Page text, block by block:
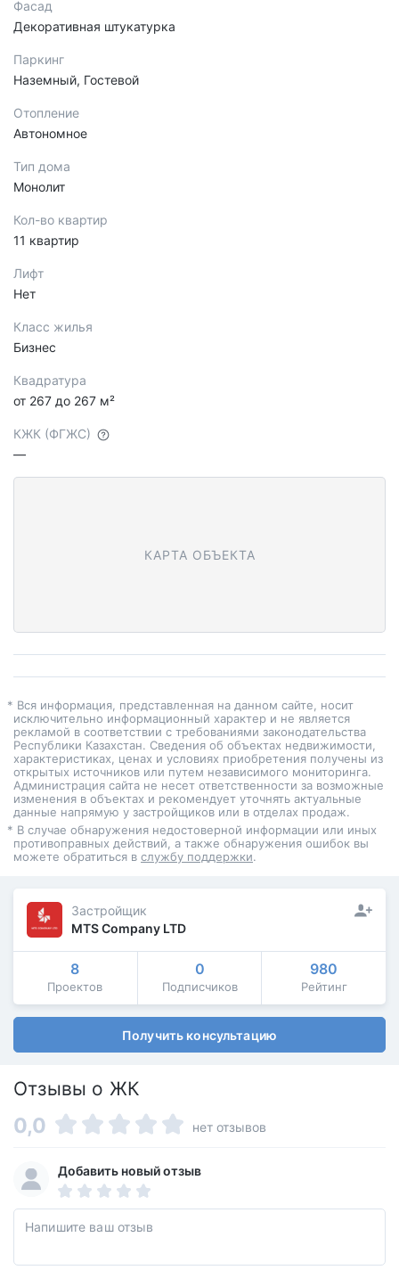
Фасад
Декоративная штукатурка
Паркинг
Наземный, Гостевой
Отопление
Автономное
Тип дома
Монолит
Кол-во квартир
11 квартир
Лифт
Нет
Класс жилья
Бизнес
Квадратура
от 267 до 267 м²
КЖК (ФГЖС)
—
КАРТА ОБЪЕКТА
* Вся информация, представленная на данном сайте, носит
исключительно информационный характер и не является
рекламой в соответствии с требованиями законодательства
Республики Казахстан. Сведения об объектах недвижимости,
характеристиках, ценах и условиях приобретения получены из
открытых источников или путем независимого мониторинга.
Администрация сайта не несет ответственности за возможные
изменения в объектах и рекомендует уточнять актуальные
данные напрямую у застройщиков или в отделах продаж.
* В случае обнаружения недостоверной информации или иных
противоправных действий, а также обнаружения ошибок вы
можете обратиться в службу поддержки.
Застройщик
MTS Company LTD
8
Проектов
0
Подписчиков
980
Рейтинг
Получить консультацию
Отзывы о ЖК
0,0 нет отзывов
Добавить новый отзыв